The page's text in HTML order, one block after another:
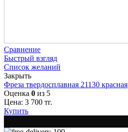
Сравнение
Быстрый взгляд
Список желаний
Закрыть
Фреза твердосплавная 21130 красная
Оценка 0 из 5
Цена: 3 700 тг.
Купить